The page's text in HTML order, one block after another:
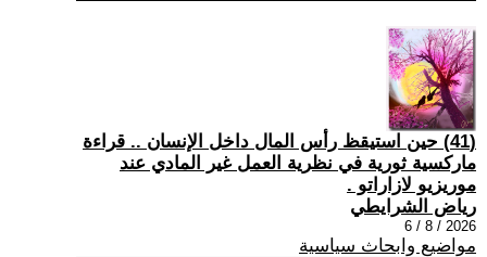
(41) حين استيقظ رأس المال داخل الإنسان .. قراءة
ماركسية ثورية في نظرية العمل غير المادي عند
موريزيو لازاراتو .
رياض الشرايطي
2026 / 8 / 6
مواضيع وابحاث سياسية